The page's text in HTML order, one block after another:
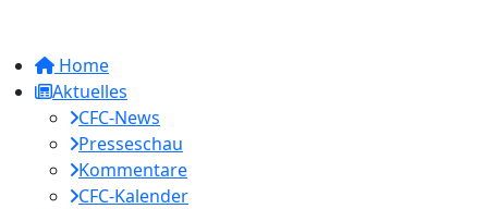
Home
Aktuelles
CFC-News
Presseschau
Kommentare
CFC-Kalender